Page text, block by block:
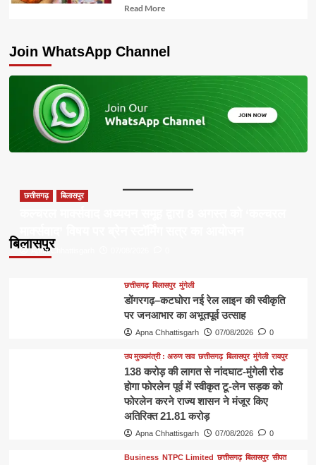
Read MoreRead
Join WhatsApp Channel
बिलासपुर
छत्तीसगढ़ बिलासपुर
Apna Chhattisgarh
छत्तीसगढ़ बिलासपुर मुंगेली
डोंगरगढ़–कटघोरा नई रेल लाइन की स्वीकृति
पर जनआभार का अभूतपूर्व उत्साह
Apna Chhattisgarh 07/08/2026 0
उप मुख्यमंत्री : अरुण साव छत्तीसगढ़ बिलासपुर मुंगेली रायपुर
138 करोड़ की लागत से नांदघाट-मुंगेली रोड
होगा फोरलेन पूर्व में स्वीकृत टू-लेन सड़क को
फोरलेन करने राज्य शासन ने मंजूर किए
अतिरिक्त 21.81 करोड़
Apna Chhattisgarh 07/08/2026 0
Business NTPC Limited छत्तीसगढ़ बिलासपुर सीपत